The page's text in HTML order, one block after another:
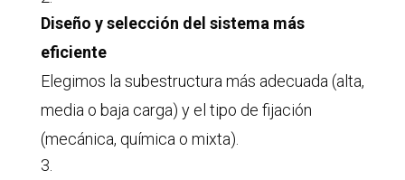
Diseño y selección del sistema más
eficiente
Elegimos la subestructura más adecuada (alta,
media o baja carga) y el tipo de fijación
(mecánica, química o mixta).